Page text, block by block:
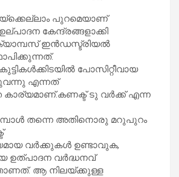
പുറമെയാണ്
കേന്ദ്രങ്ങളാക്കി
ഇൻഡസ്ട്രിയൽ
പോസിറ്റീവായ
എന്നത്
കാര്യമാണ്.കണക്ട് ടു വർക്ക് എന്ന
തന്നെ അതിനൊരു മറുപുറം
വർക്കുകൾ ഉണ്ടാവുക,
ഉത്പാദന വർദ്ധനവ്
ആ നിലയ്ക്കുള്ള